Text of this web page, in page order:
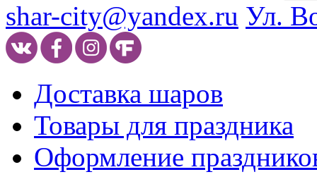
shar-city@yandex.ru Ул.
Доставка шаров
Товары для праздника
Оформление